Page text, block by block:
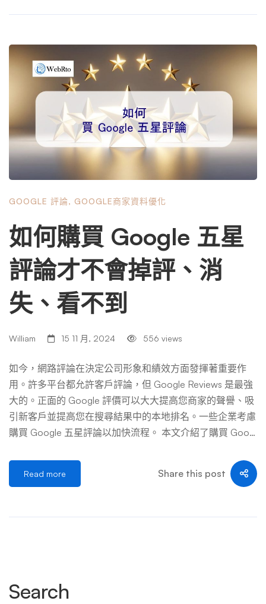
在客戶。 最近的調查顯示，81% 的消費者在購買前會閱讀
Google 評論。除此之外，56% 的消費者表示，他們在購買
之前總是會在 Google 上進行快速搜索，而且由於 Google
會優先考慮其平台上的內容，因此消費者可能會先閱讀 Go
ogle 評論。 閱讀 Google 評論對企業有多有效？詳細了解
Google 評論如何促進您的業務。 Google 不斷發展的演算
法是怎麼回事？ 解碼Google的演算法感覺有點像馴服一頭
數位野獸。它不斷變化且常常難以捉摸，但正是這種追逐讓
數位行銷人員和本地 SEO 專家了解 Google 目前（截至 20
個演算法呢？ 目的很簡單。 Google 希望透過向您提供有用
最新回饋，但並不總是對您的決定最有用的內容。 Google
上的相關評論是什麼？ Google 上的相關評論是提供有關企
業產品或服務的具體最新資訊的評論。它應該誠實、公正，
並專注於客戶的個人體驗，以幫助其他人做出明智的選擇。
Google 如何確定相關評論？ Google …
GOOGLE 評論, GOOGLE商家資料優化
如何購買 Google 五星
評論才不會掉評、消
失、看不到
William 15 11 月, 2024 556 views
如今，網路評論在決定公司形象和績效方面發揮著重要作
用。許多平台都允許客戶評論，但 Google Reviews 是最強
大的。正面的 Google 評價可以大大提高您商家的聲譽、吸
引新客戶並提高您在搜尋結果中的本地排名。一些企業考慮
購買 Google 五星評論以加快流程。 本文介紹了購買 Googl
和實際後果。 ✅ 為什麼 Google 評論很重要 ▶ 提高可靠性
正面的評論有助於建立與潛在客戶的信任。如果您閱讀大量
增加銷售和客戶獲取。 ✅ 購買 Google 評論合法且道德
Read more Share this post
Search